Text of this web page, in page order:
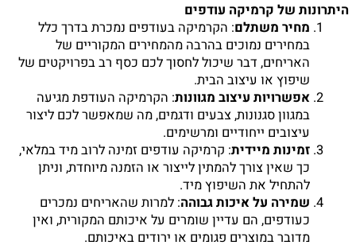
היתרונות של קרמיקה עודפים
מחיר משתלם: הקרמיקה בעודפים נמכרת בדרך כלל
במחירים נמוכים בהרבה מהמחירים המקוריים של
האריחים, דבר שיכול לחסוך לכם כסף רב בפרויקטים של
שיפוץ או עיצוב הבית.
אפשרויות עיצוב מגוונות: הקרמיקה העודפת מגיעה
במגוון סגנונות, צבעים ודגמים, מה שמאפשר לכם ליצור
עיצובים ייחודיים ומרשימים.
זמינות מיידית: קרמיקה עודפים זמינה לרוב מיד במלאי,
כך שאין צורך להמתין לייצור או הזמנה מיוחדת, וניתן
להתחיל את השיפוץ מיד.
שמירה על איכות גבוהה: למרות שהאריחים נמכרים
כעודפים, הם עדיין שומרים על איכותם המקורית, ואין
מדובר במוצרים פגומים או ירודים באיכותם.